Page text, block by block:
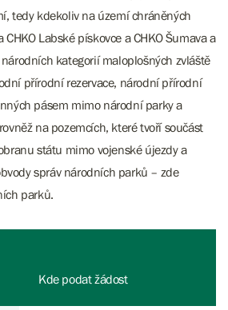
tedy kdekoliv na území chráněných
Labské pískovce a CHKO Šumava a
kategorií maloplošných zvláště
přírodní rezervace, národní přírodní
pásem mimo národní parky a
na pozemcích, které tvoří součást
státu mimo vojenské újezdy a
správ národních parků – zde
parků.
Kde podat žádost